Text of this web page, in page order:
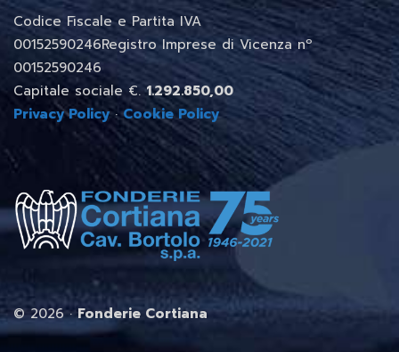
Codice Fiscale e Partita IVA
00152590246Registro Imprese di Vicenza nº
00152590246
Capitale sociale €.1.292.850,00
Privacy Policy·Cookie Policy
©2026 ·Fonderie Cortiana